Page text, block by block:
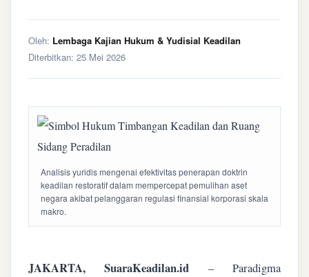
Oleh: Lembaga Kajian Hukum & Yudisial Keadilan
Diterbitkan: 25 Mei 2026
Analisis yuridis mengenai efektivitas penerapan doktrin
keadilan restoratif dalam mempercepat pemulihan aset
negara akibat pelanggaran regulasi finansial korporasi skala
makro.
JAKARTA, SuaraKeadilan.id – Paradigma